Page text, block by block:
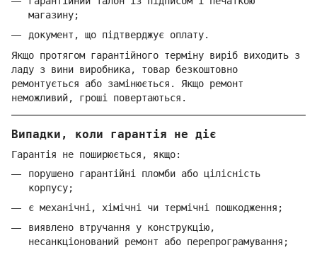
магазину;
документ, що підтверджує оплату.
Якщо протягом гарантійного терміну виріб виходить з
ладу з вини виробника, товар безкоштовно
ремонтується або замінюється. Якщо ремонт
неможливий, гроші повертаються.
Випадки, коли гарантія не діє
Гарантія не поширюється, якщо:
порушено гарантійні пломби або цілісність
корпусу;
є механічні, хімічні чи термічні пошкодження;
виявлено втручання у конструкцію,
несанкціонований ремонт або перепрограмування;